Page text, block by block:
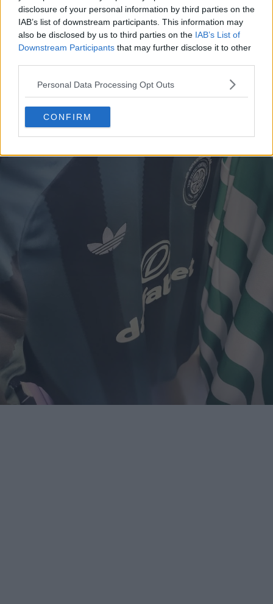
disclosure of your personal information by third parties on the
IAB’s list of downstream participants. This information may
also be disclosed by us to third parties on the IAB’s List of
Downstream Participants that may further disclose it to other
Personal Data Processing Opt Outs
CONFIRM
Camiseta visitante del Celtic 26-27